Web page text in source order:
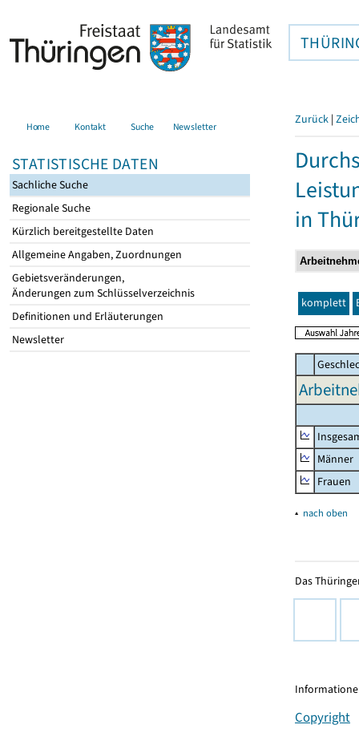
Home Kontakt Suche Newsletter
STATISTISCHE DATEN
Sachliche Suche
Regionale Suche
Kürzlich bereitgestellte Daten
Allgemeine Angaben, Zuordnungen
Gebietsveränderungen,
Änderungen zum Schlüsselverzeichnis
Definitionen und Erläuterungen
Newsletter
Zurück |
in
komplett
Männer
Frauen
▴ nach oben
Das
Copyright